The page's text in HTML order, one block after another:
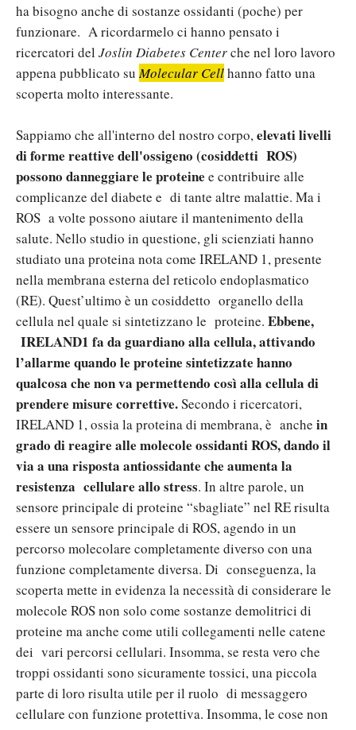
ha bisogno anche di sostanze ossidanti (poche) per
funzionare. A ricordarmelo ci hanno pensato i
ricercatori del Joslin Diabetes Centerche nel loro lavoro
appena pubblicato suMolecular Cellhanno fatto una
scoperta molto interessante.
Sappiamo che all'interno del nostro corpo,elevati livelli
di forme reattive dell'ossigeno (cosiddetti ROS)
possono danneggiare le proteine e contribuire alle
complicanze del diabete e di tante altre malattie. Ma i
ROS a volte possono aiutare il mantenimento della
salute. Nello studio in questione, gli scienziati hanno
studiato una proteina nota come IRELAND 1, presente
nella membrana esterna del reticolo endoplasmatico
(RE). Quest’ultimo è un cosiddetto organello della
cellula nel quale si sintetizzano le proteine. Ebbene,
IRELAND1 fa da guardiano alla cellula, attivando
l’allarme quando le proteine sintetizzate hanno
qualcosa che non va permettendo così alla cellula di
prendere misure correttive.Secondo i ricercatori,
IRELAND 1, ossia la proteina di membrana, è anche in
grado di reagire alle molecole ossidanti ROS, dando il
via a una risposta antiossidante che aumenta la
resistenza cellulare allo stress. In altre parole, un
sensore principale di proteine “sbagliate” nel RE risulta
essere un sensore principale di ROS, agendo in un
percorso molecolare completamente diverso con una
funzione completamente diversa. Di conseguenza, la
scoperta mette in evidenza la necessità di considerare le
molecole ROS non solo come sostanze demolitrici di
proteine ma anche come utili collegamenti nelle catene
dei vari percorsi cellulari. Insomma, se resta vero che
troppi ossidanti sono sicuramente tossici, una piccola
parte di loro risulta utile per il ruolo di messaggero
cellulare con funzione protettiva. Insomma, le cose non